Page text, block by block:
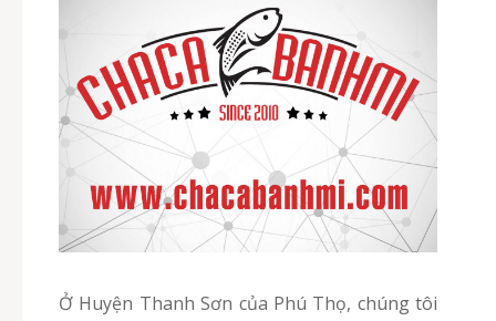
Ở Huyện Thanh Sơn của Phú Thọ, chúng tôi